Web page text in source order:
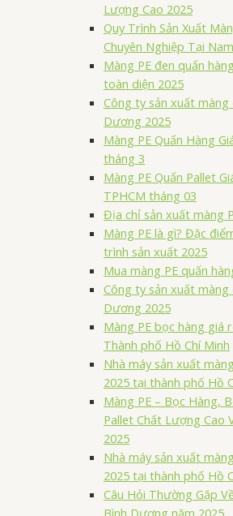
Lượng Cao 2025
Quy Trình Sản Xuất
Chuyên Nghiệp Tại
Màng PE đen quấn
toàn diện 2025
Công ty sản xuất màng
Dương 2025
Màng PE Quấn Hàng
tháng 3
Màng PE Quấn Pallet
TPHCM tháng 03
Địa chỉ sản xuất màng
Màng PE là gì? Đặc
trình sản xuất 2025
Mua màng PE quấn
Công ty sản xuất màng
Dương 2025
Màng PE bọc hàng giá
Thành phố Hồ Chí Minh
Nhà máy sản xuất
2025 tại thành phố Hồ
Màng PE – Bọc Hàng,
Pallet Chất Lượng Cao
2025
Nhà máy sản xuất
2025 tại thành phố Hồ
Câu Hỏi Thường Gặp